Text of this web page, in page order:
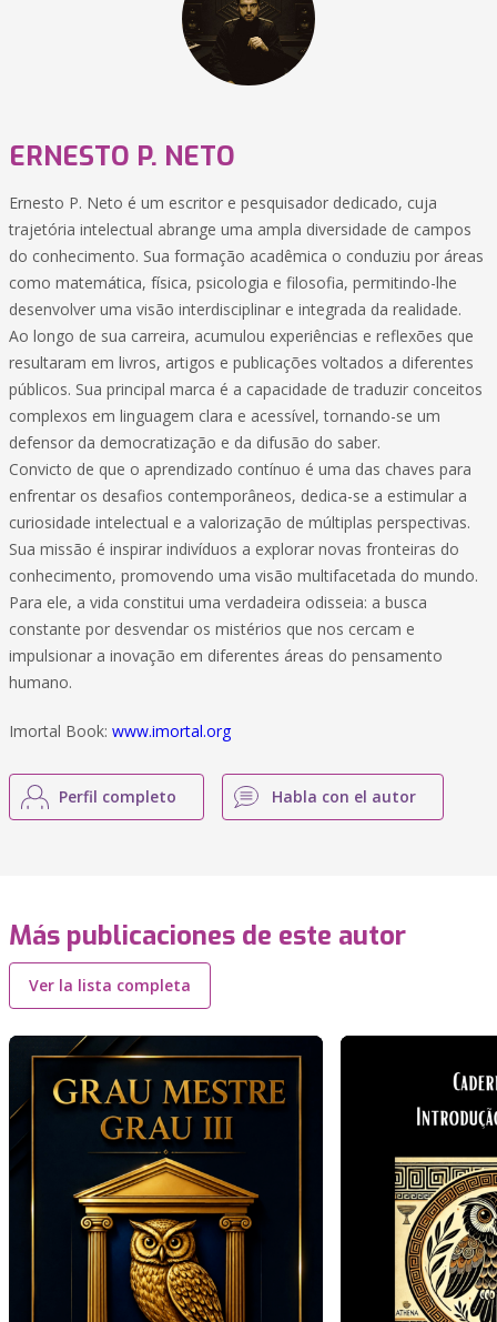
ERNESTO P. NETO
Ernesto P. Neto é um escritor e pesquisador dedicado, cuja
trajetória intelectual abrange uma ampla diversidade de campos
do conhecimento. Sua formação acadêmica o conduziu por áreas
como matemática, física, psicologia e filosofia, permitindo-lhe
desenvolver uma visão interdisciplinar e integrada da realidade.
Ao longo de sua carreira, acumulou experiências e reflexões que
resultaram em livros, artigos e publicações voltados a diferentes
públicos. Sua principal marca é a capacidade de traduzir conceitos
complexos em linguagem clara e acessível, tornando-se um
defensor da democratização e da difusão do saber.
Convicto de que o aprendizado contínuo é uma das chaves para
enfrentar os desafios contemporâneos, dedica-se a estimular a
curiosidade intelectual e a valorização de múltiplas perspectivas.
Sua missão é inspirar indivíduos a explorar novas fronteiras do
conhecimento, promovendo uma visão multifacetada do mundo.
Para ele, a vida constitui uma verdadeira odisseia: a busca
constante por desvendar os mistérios que nos cercam e
impulsionar a inovação em diferentes áreas do pensamento
humano.
Imortal Book: www.imortal.org
Perfil completo Habla con el autor
Más publicaciones de este autor
Ver la lista completa